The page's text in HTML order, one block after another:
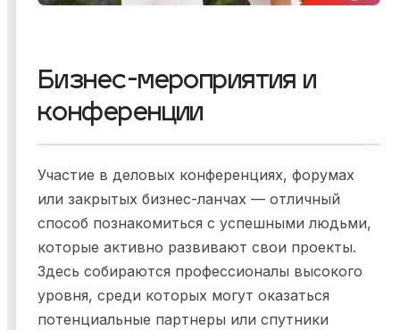
Бизнес-мероприятия и
конференции
Участие в деловых конференциях, форумах
или закрытых бизнес-ланчах — отличный
способ познакомиться с успешными людьми,
которые активно развивают свои проекты.
Здесь собираются профессионалы высокого
уровня, среди которых могут оказаться
потенциальные партнеры или спутники